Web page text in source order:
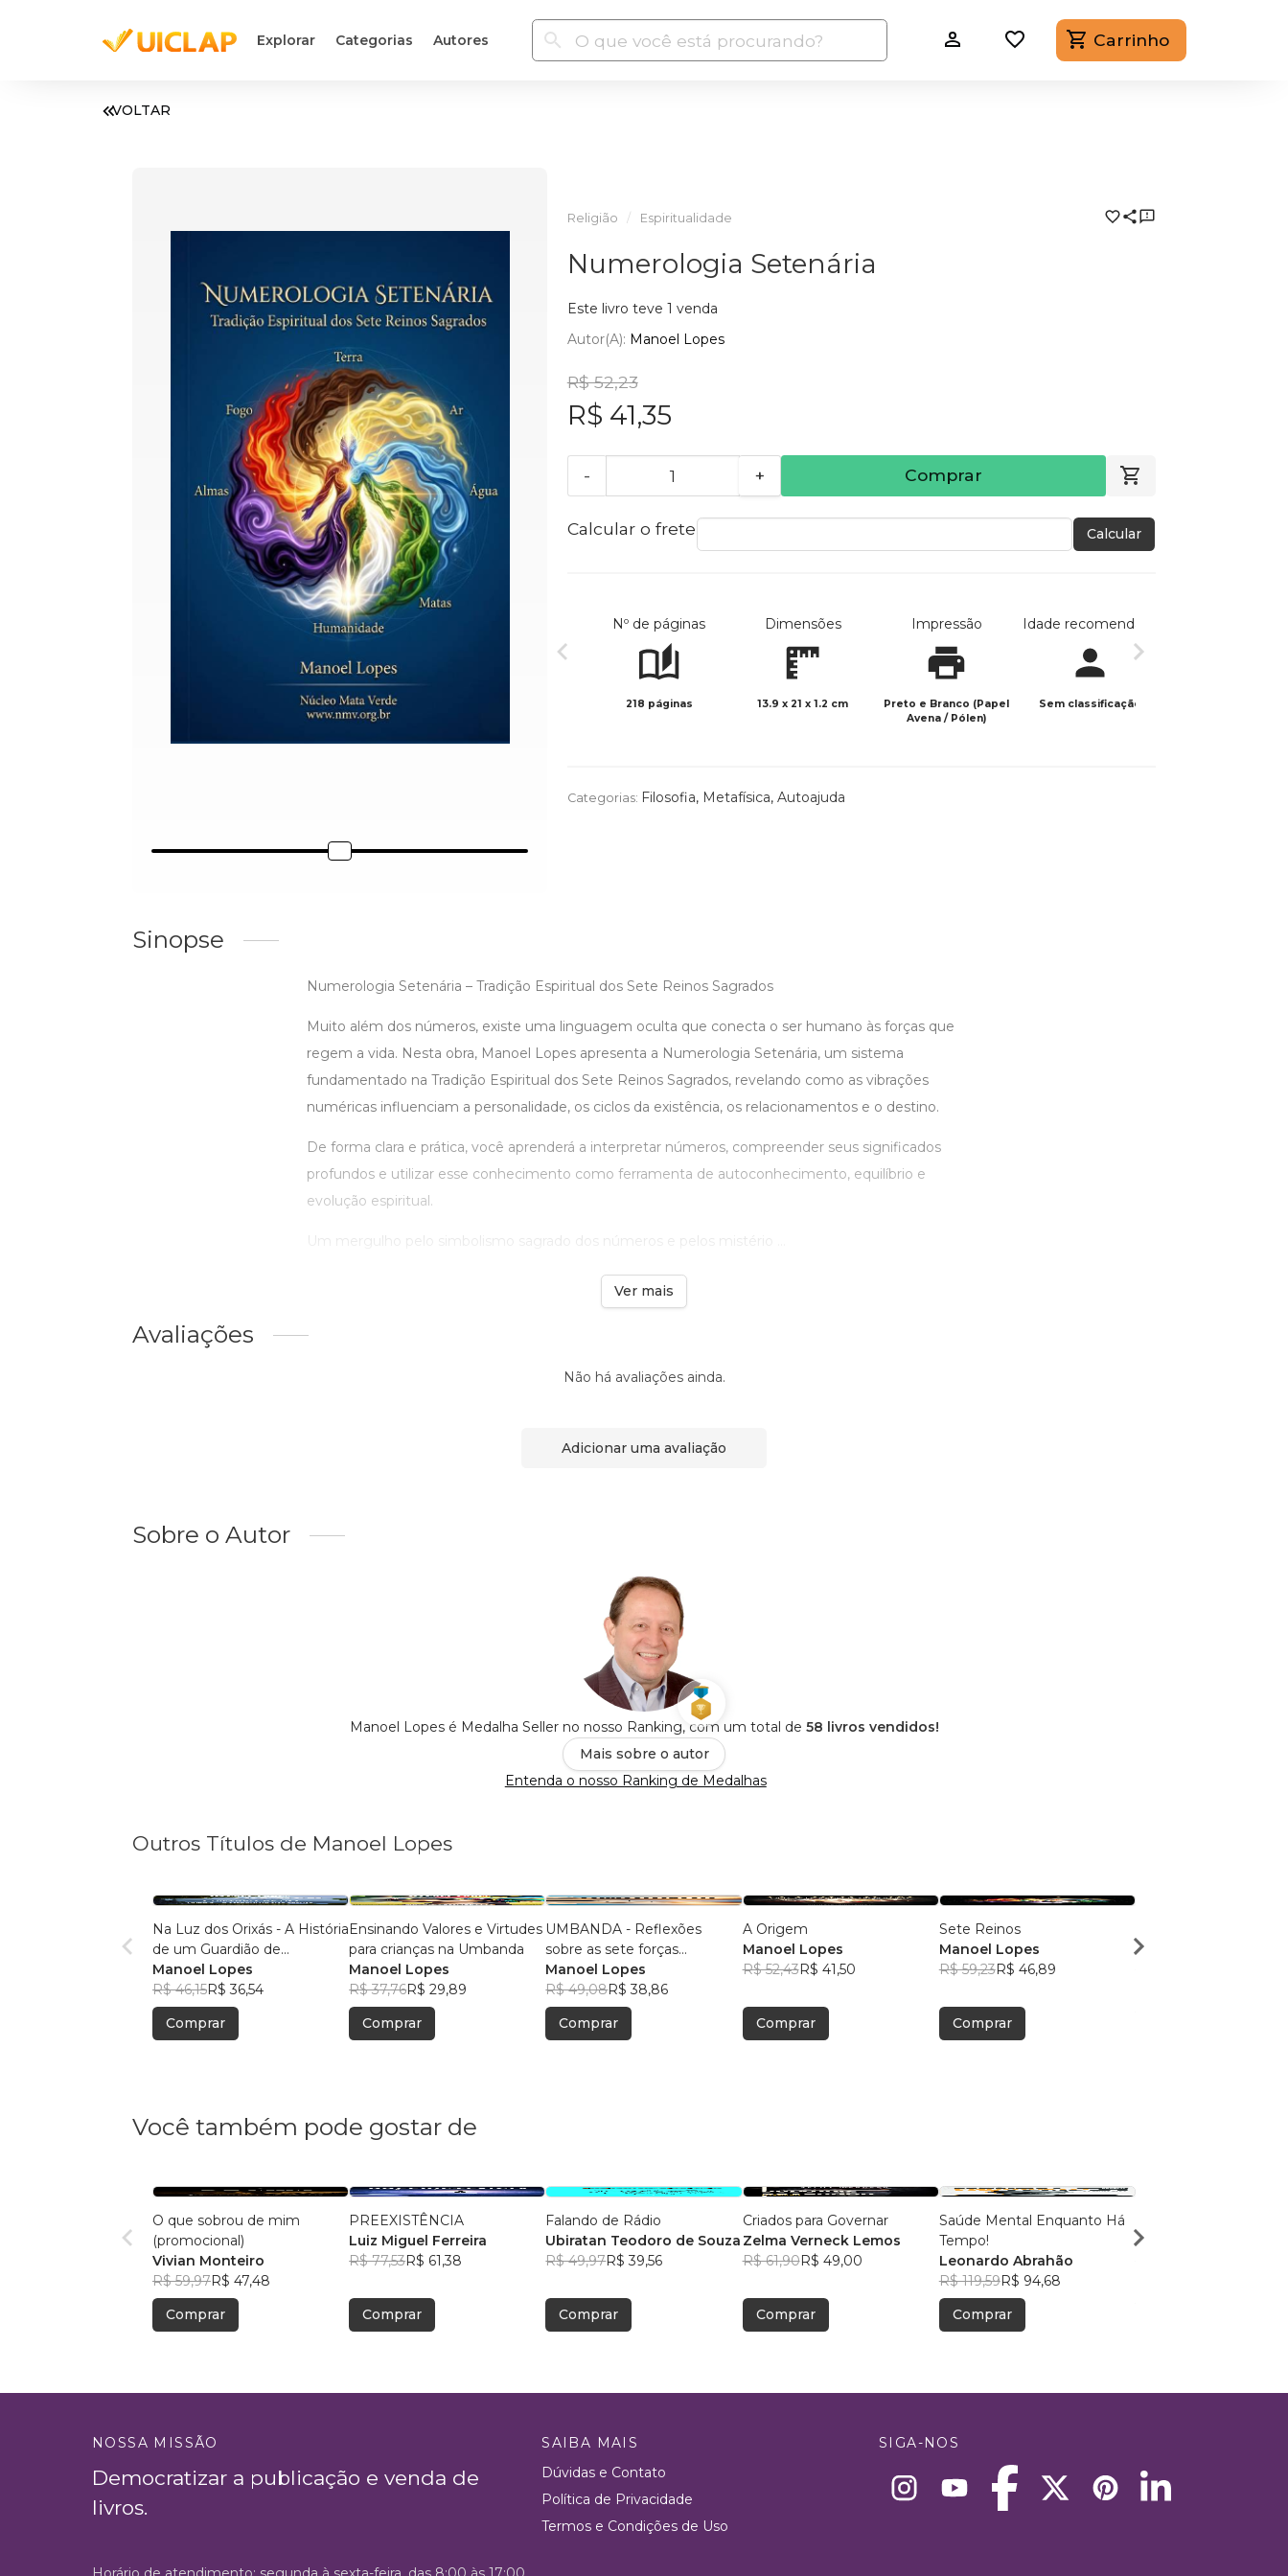
Explorar Categorias Autores Carrinho
VOLTAR
Religião Espiritualidade
Numerologia Setenária
Este livro teve 1 venda
Autor(a): Manoel Lopes
R$ 52,23
R$ 41,35
- + Comprar
Calcular o frete Calcular
Nº de páginas
218 páginas
Dimensões
13.9 x 21 x 1.2 cm
Impressão
Preto e Branco (Papel
Avena / Pólen)
Idade recomendada
Sem classificação
Categorias: Filosofia, Metafísica, Autoajuda
Sinopse
Numerologia Setenária – Tradição Espiritual dos Sete Reinos Sagrados
Muito além dos números, existe uma linguagem oculta que conecta o ser humano às forças que
regem a vida. Nesta obra, Manoel Lopes apresenta a Numerologia Setenária, um sistema
fundamentado na Tradição Espiritual dos Sete Reinos Sagrados, revelando como as vibrações
numéricas influenciam a personalidade, os ciclos da existência, os relacionamentos e o destino.
De forma clara e prática, você aprenderá a interpretar números, compreender seus significados
profundos e utilizar esse conhecimento como ferramenta de autoconhecimento, equilíbrio e
evolução espiritual.
Um mergulho pelo simbolismo sagrado dos números e pelos mistério ...
Ver mais
Avaliações
Não há avaliações ainda.
Adicionar uma avaliação
Sobre o Autor
Manoel Lopes é Medalha Seller no nosso Ranking, com um total de 58 livros vendidos!
Mais sobre o autor
Entenda o nosso Ranking de Medalhas
Outros Títulos de Manoel Lopes
Na Luz dos Orixás - A História
de um Guardião de
Umbanda
Manoel Lopes
R$ 46,15R$ 36,54
Comprar
Ensinando Valores e Virtudes
para crianças na Umbanda
Manoel Lopes
R$ 37,76R$ 29,89
Comprar
UMBANDA - Reflexões
sobre as sete forças
primordiais
Manoel Lopes
R$ 49,08R$ 38,86
Comprar
A Origem
Manoel Lopes
R$ 52,43R$ 41,50
Comprar
Sete Reinos
Manoel Lopes
R$ 59,23R$ 46,89
Comprar
Manoel Lopes
Você também pode gostar de
O que sobrou de mim
(promocional)
Vivian Monteiro
R$ 59,97R$ 47,48
Comprar
PREEXISTÊNCIA
Luiz Miguel Ferreira
R$ 77,53R$ 61,38
Comprar
Falando de Rádio
Ubiratan Teodoro de Souza
R$ 49,97R$ 39,56
Comprar
Criados para Governar
Zelma Verneck Lemos
R$ 61,90R$ 49,00
Comprar
Saúde Mental Enquanto Há
Tempo!
Leonardo Abrahão
R$ 119,59R$ 94,68
Comprar
Alessandra Gomes
NOSSA MISSÃO
Democratizar a publicação e venda de
livros.
SAIBA MAIS
Dúvidas e Contato
Política de Privacidade
Termos e Condições de Uso
SIGA-NOS